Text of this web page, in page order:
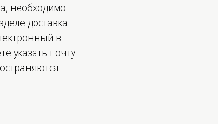
необходимо
доставка
в
указать почту
на нашу